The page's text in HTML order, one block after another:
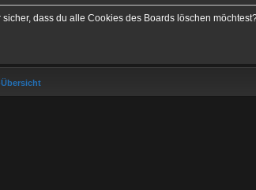
sicher, dass du alle Cookies des Boards löschen